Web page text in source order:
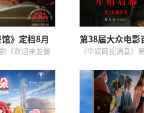
》定档8月
奇明带中餐
《欢迎来龙餐
告及定档海
日14:00-
映...
第38届大众电影
揭晓：《密档》
（华娱网视消息）
档》正式确定为本
片，将于8月7日在
花奖开幕式首映。